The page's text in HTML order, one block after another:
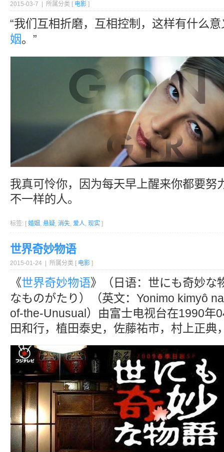
2015-03-7 | 所属分类 [ 电影 ]
“我们互相折磨，互相控制，这样有什么
姻。”
我真可怜你，因为每天早上醒来你都要努
不一样的人。
标签: [ 婚姻, 悬疑, 消失, 爱人, 现实 ]
世界奇妙物语
2015-01-24 | 所属分类 [ 电影 ]
《世界奇妙物语》（日语：世にも奇妙な
なものがたり）（英文：Yonimo kimyô
of-the-Unusual）由富士电视台在1990年
田和行，植田泰史，佐藤祐市，村上正典